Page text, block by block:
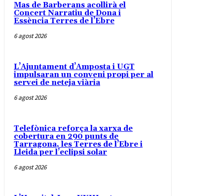
Mas de Barberans acollirà el
Concert Narratiu de Dona i
Essència Terres de l’Ebre
6 agost 2026
L’Ajuntament d’Amposta i UGT
impulsaran un conveni propi per al
servei de neteja viària
6 agost 2026
Telefònica reforça la xarxa de
cobertura en 290 punts de
Tarragona, les Terres de l’Ebre i
Lleida per l’eclipsi solar
6 agost 2026